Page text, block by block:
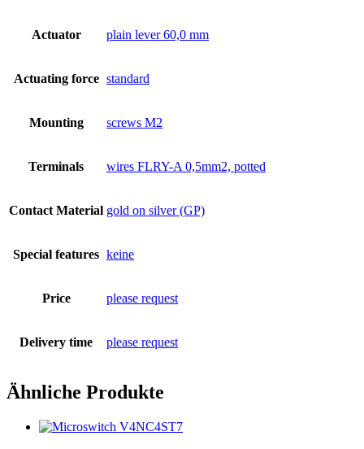
Actuator plain lever 60,0 mm
Actuating force standard
Mounting screws M2
Terminals wires FLRY-A 0,5mm2, potted
Contact Material gold on silver (GP)
Special features keine
Price please request
Delivery time please request
Ähnliche Produkte